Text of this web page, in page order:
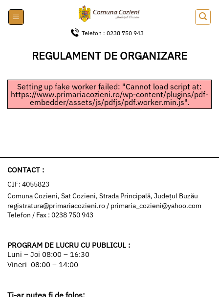
content
Telefon : 0238 750 943
REGULAMENT DE ORGANIZARE
Setting up fake worker failed: "Cannot load script at:
https://www.primariacozieni.ro/wp-content/plugins/pdf-
embedder/assets/js/pdfjs/pdf.worker.min.js".
CONTACT :
CIF: 4055823
Comuna Cozieni, Sat Cozieni, Strada Principală, Județul Buzău
registratura@primariacozieni.ro / primaria_cozieni@yahoo.com
Telefon / Fax : 0238 750 943
PROGRAM DE LUCRU CU PUBLICUL :
Luni – Joi 08:00 – 16:30
Vineri 08:00 – 14:00